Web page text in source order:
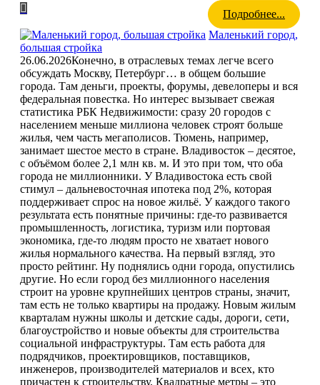
Подробнее...
Маленький город,
большая стройка
26.06.2026Конечно, в отраслевых темах легче всего
обсуждать Москву, Петербург… в общем большие
города. Там деньги, проекты, форумы, девелоперы и вся
федеральная повестка. Но интерес вызывает свежая
статистика РБК Недвижимости: сразу 20 городов с
населением меньше миллиона человек строят больше
жилья, чем часть мегаполисов. Тюмень, например,
занимает шестое место в стране. Владивосток – десятое,
с объёмом более 2,1 млн кв. м. И это при том, что оба
города не миллионники. У Владивостока есть свой
стимул – дальневосточная ипотека под 2%, которая
поддерживает спрос на новое жильё. У каждого такого
результата есть понятные причины: где-то развивается
промышленность, логистика, туризм или портовая
экономика, где-то людям просто не хватает нового
жилья нормального качества. На первый взгляд, это
просто рейтинг. Ну поднялись одни города, опустились
другие. Но если город без миллионного населения
строит на уровне крупнейших центров страны, значит,
там есть не только квартиры на продажу. Новым жилым
кварталам нужны школы и детские сады, дороги, сети,
благоустройство и новые объекты для строительства
социальной инфраструктуры. Там есть работа для
подрядчиков, проектировщиков, поставщиков,
инженеров, производителей материалов и всех, кто
причастен к строительству. Квадратные метры – это